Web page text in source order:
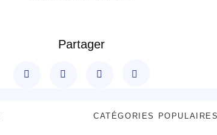
Partager
CATÉGORIES POPULAIRES